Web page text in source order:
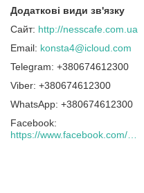
http://nesscafe.com.ua
konsta4@icloud.com
+380674612300
+380674612300
+380674612300
Facebook